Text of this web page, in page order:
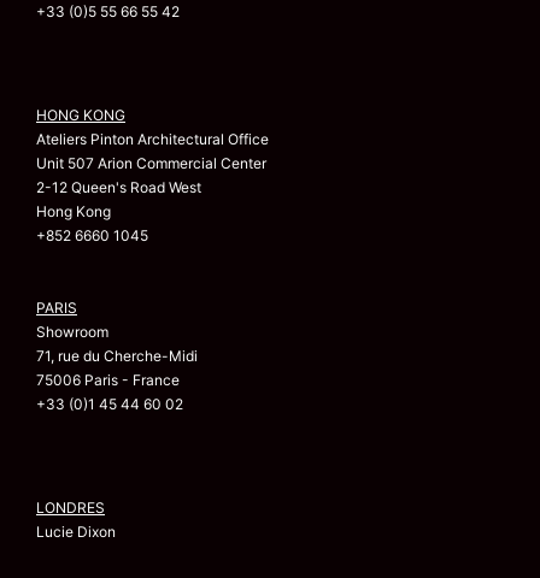
+33 (0)5 55 66 55 42
HONG KONG
Ateliers Pinton Architectural Office
Unit 507 Arion Commercial Center
2-12 Queen's Road West
Hong Kong
+852 6660 1045
PARIS
Showroom
71, rue du Cherche-Midi
75006 Paris - France
+33 (0)1 45 44 60 02
LONDRES
Lucie Dixon